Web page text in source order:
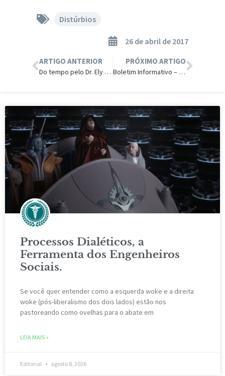
Distúrbios
26 de abril de 2017
ARTIGO ANTERIOR
Do tempo pelo Dr. Ely Vidal
PRÓXIMO ARTIGO
Boletim Informativo – 30abr2017
PSICANÁLISE
Processos Dialéticos, a
Ferramenta dos Engenheiros
Sociais.
Se você quer entender como a esquerda woke e a direita
woke (pós-liberalismo dos dois lados) estão nos
pastoreando como ovelhas para o abate em
LEIA MAIS »
Editorial agosto 8, 2026